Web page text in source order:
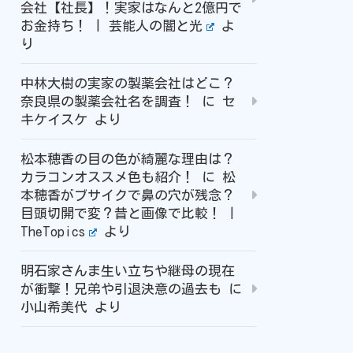
会社【社長】！実家はなんと2億円で
お金持ち！ | 芸能人の闇と光
よ
り
中林大樹の実家の製薬会社はどこ？
奈良県の製薬会社名を調査！
に セ
キケイスケ より
松本穂香の目の色が綺麗な理由は？
カラコンオススメ色も紹介！
に 松
本穂香がブサイクで鼻の穴が残念？
目頭切開で変？昔と画像で比較！ |
TheTopics
より
明石家さんま生い立ちや継母の現在
が衝撃！兄弟や引退決意の過去も
に
小山希美代 より